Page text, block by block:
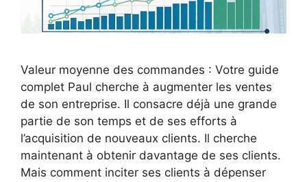
Valeur moyenne des commandes : Votre guide
complet Paul cherche à augmenter les ventes
de son entreprise. Il consacre déjà une grande
partie de son temps et de ses efforts à
l’acquisition de nouveaux clients. Il cherche
maintenant à obtenir davantage de ses clients.
Mais comment inciter ses clients à dépenser